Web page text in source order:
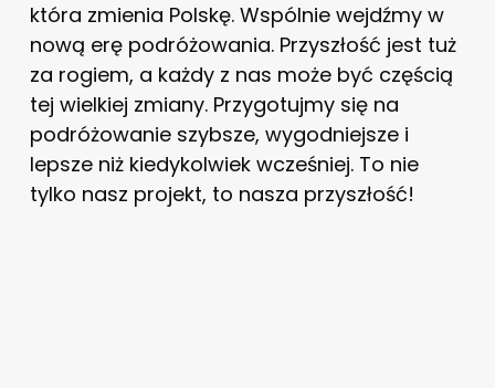
która zmienia Polskę. Wspólnie wejdźmy w
nową erę podróżowania. Przyszłość jest tuż
za rogiem, a każdy z nas może być częścią
tej wielkiej zmiany. Przygotujmy się na
podróżowanie szybsze, wygodniejsze i
lepsze niż kiedykolwiek wcześniej. To nie
tylko nasz projekt, to nasza przyszłość!